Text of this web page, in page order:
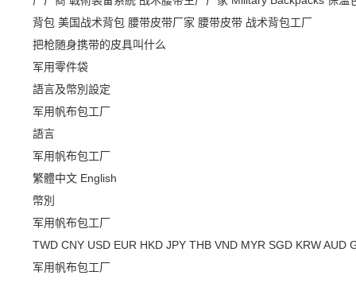
背包 美国战术背包 腰带皮带厂家 腰带皮带 战术背包工厂
把枪随身携带的皮具叫什么
军用零件袋
語言及幣別設定
军用帆布包工厂
語言
军用帆布包工厂
繁體中文 English
幣別
军用帆布包工厂
TWD CNY USD EUR HKD JPY THB VND MYR SGD KRWAUD
军用帆布包工厂